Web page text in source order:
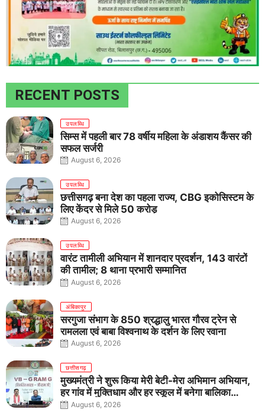
RECENT POSTS
उपलब्धि
सिम्स में पहली बार 78 वर्षीय महिला के अंडाशय कैंसर की
सफल सर्जरी
August 6, 2026
उपलब्धि
छत्तीसगढ़ बना देश का पहला राज्य, CBG इकोसिस्टम के
लिए केंद्र से मिले 50 करोड़
August 6, 2026
उपलब्धि
वारंट तामीली अभियान में शानदार प्रदर्शन, 143 वारंटों
की तामील; 8 थाना प्रभारी सम्मानित
August 6, 2026
अंबिकापुर
सरगुजा संभाग के 850 श्रद्धालु भारत गौरव ट्रेन से
रामलला एवं बाबा विश्वनाथ के दर्शन के लिए रवाना
August 6, 2026
छत्तीसगढ़
मुख्यमंत्री ने शुरू किया मेरी बेटी-मेरा अभिमान अभियान,
हर गांव में मुक्तिधाम और हर स्कूल में बनेगा बालिका
शौचालय
August 6, 2026